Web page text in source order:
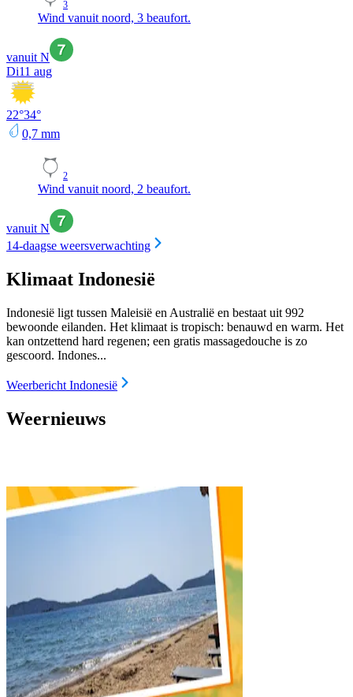
3
Wind vanuit noord, 3 beaufort.
vanuit N
Di11 aug
22°34°
0,7 mm
2
Wind vanuit noord, 2 beaufort.
vanuit N
14-daagse weersverwachting
Klimaat Indonesië
Indonesië ligt tussen Maleisië en Australië en bestaat uit 992
bewoonde eilanden. Het klimaat is tropisch: benauwd en warm. Het
kan ontzettend hard regenen; een gratis massagedouche is zo
gescoord. Indones...
Weerbericht Indonesië
Weernieuws